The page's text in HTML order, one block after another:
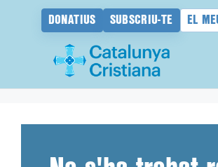
DONATIUS SUBSCRIU-TE EL